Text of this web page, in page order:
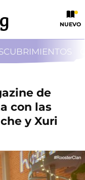
NUEVO
de
con las
y Xuri